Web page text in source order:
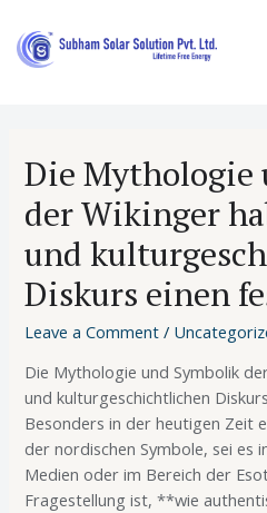
Die Mythologie
der Wikinger
und
Diskurs einen
Leave a Comment /
Die Mythologie und Symbolik
und kulturgeschichtlichen
Besonders in der heutigen Zeit
der nordischen Symbole, sei es
Medien oder im Bereich der
Fragestellung ist, **wie